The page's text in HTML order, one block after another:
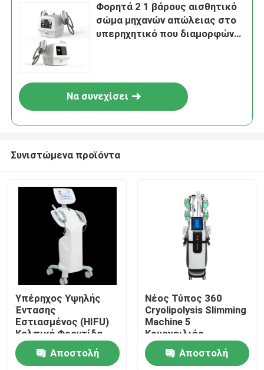
Σπίτι
Προϊόντα
Βίντεο
Φορητά 2 1 βάρους αισθητικό
σώμα μηχανών απώλειας στο
υπερηχητικό που διαμορφώνει
Να συνεχίσει
Συνιστώμενα προϊόντα
Υπέρηχος Υψηλής
Έντασης
Εστιασμένος (HIFU)
Κολπική Φροντίδα
Αναζωογόνηση
Σύσφιξη Κόλπου
Αποστολή
Νέος Τύπος 360
Cryolipolysis Slimming
Machine 5
Κρυοχειλιές
Κρυοθεραπεία
ΣχηματισμόςΑποστολή